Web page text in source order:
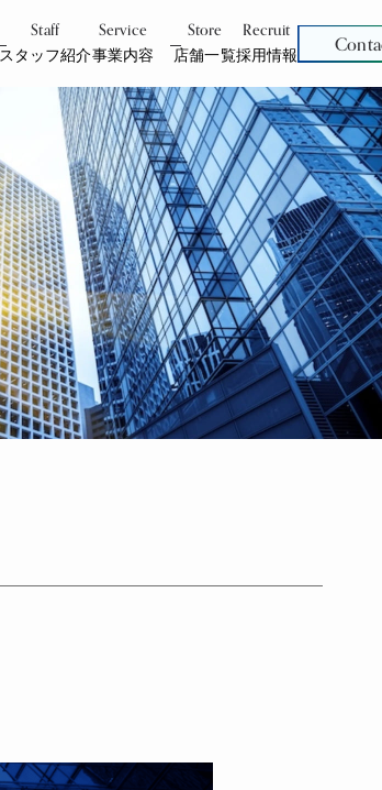
Staff
スタッフ紹介
Service
事業内容
Store
店舗一覧
Recruit
採用情報